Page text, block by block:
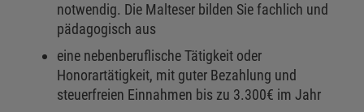
notwendig. Die Malteser bilden Sie fachlich und
pädagogisch aus
eine nebenberuflische Tätigkeit oder
Honorartätigkeit, mit guter Bezahlung und
steuerfreien Einnahmen bis zu 3.300€ im Jahr